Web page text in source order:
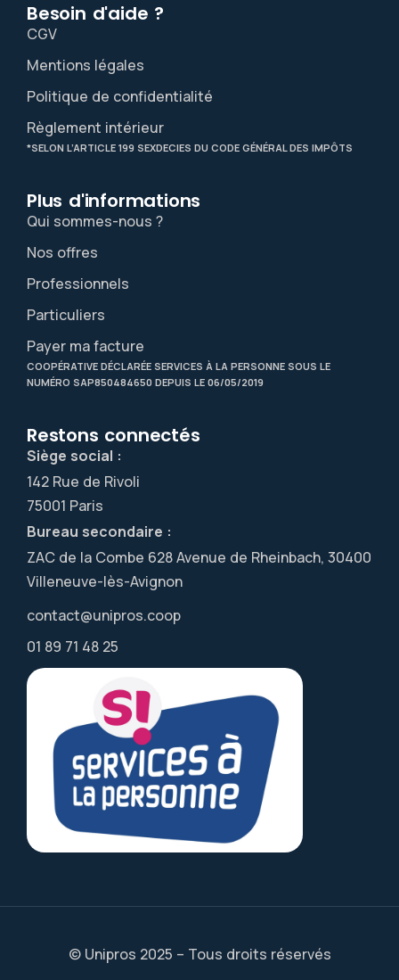
Besoin d'aide ?
CGV
Mentions légales
Politique de confidentialité
Règlement intérieur
*SELON L’ARTICLE 199 SEXDECIES DU CODE GÉNÉRAL DES IMPÔTS
Plus d'informations​
Qui sommes-nous ?
Nos offres
Professionnels
Particuliers
Payer ma facture
COOPÉRATIVE DÉCLARÉE SERVICES À LA PERSONNE SOUS LE
NUMÉRO SAP850484650 DEPUIS LE 06/05/2019
Restons connectés
Siège social :
142 Rue de Rivoli
75001 Paris
Bureau secondaire :
ZAC de la Combe 628 Avenue de Rheinbach, 30400
Villeneuve-lès-Avignon
contact@unipros.coop
01 89 71 48 25
© Unipros 2025 – Tous droits réservés